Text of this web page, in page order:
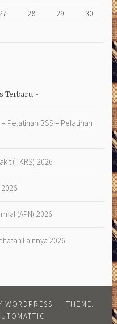
28 29
30
Terbaru
Pelatihan BSS – Pelatihan
(TKRS) 2026
2026
(APN) 2026
Lainnya 2026
WORDPRESS |
THEME: